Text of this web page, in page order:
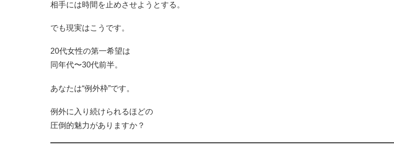
相手には時間を止めさせようとする。
でも現実はこうです。
20代女性の第一希望は
同年代〜30代前半。
あなたは“例外枠”です。
例外に入り続けられるほどの
圧倒的魅力がありますか？